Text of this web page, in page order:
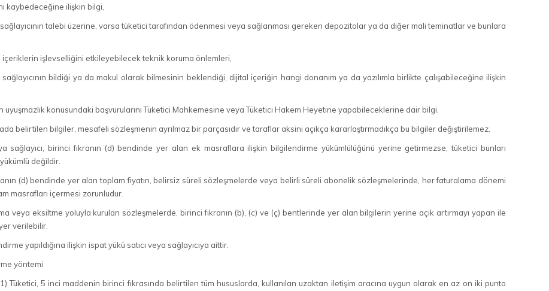
kaybedeceğine ilişkin bilgi,
sağlayıcının talebi üzerine, varsa tüketici tarafından ödenmesi veya sağlanması gereken depozitolar ya da diğer mali teminatlar ve bunlara
içeriklerin işlevselliğini etkileyebilecek teknik koruma önlemleri,
sağlayıcının bildiği ya da makul olarak bilmesinin beklendiği, dijital içeriğin hangi donanım ya da yazılımla birlikte çalışabileceğine ilişkin
uyuşmazlık konusundaki başvurularını Tüketici Mahkemesine veya Tüketici Hakem Heyetine yapabileceklerine dair bilgi.
belirtilen bilgiler, mesafeli sözleşmenin ayrılmaz bir parçasıdır ve taraflar aksini açıkça kararlaştırmadıkça bu bilgiler değiştirilemez.
sağlayıcı, birinci fıkranın (d) bendinde yer alan ek masraflara ilişkin bilgilendirme yükümlülüğünü yerine getirmezse, tüketici bunları
değildir.
(d) bendinde yer alan toplam fiyatın, belirsiz süreli sözleşmelerde veya belirli süreli abonelik sözleşmelerinde, her faturalama dönemi
masrafları içermesi zorunludur.
veya eksiltme yoluyla kurulan sözleşmelerde, birinci fıkranın (b), (c) ve (ç) bentlerinde yer alan bilgilerin yerine açık artırmayı yapan ile
verilebilir.
yapıldığına ilişkin ispat yükü satıcı veya sağlayıcıya aittir.
yöntemi
Tüketici, 5 inci maddenin birinci fıkrasında belirtilen tüm hususlarda, kullanılan uzaktan iletişim aracına uygun olarak en az on iki punto